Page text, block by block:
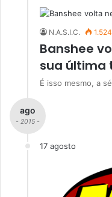
N.A.S.I.C. 1.524
Banshee
sua última
É isso mesmo, a
ago
- 2015 -
17 agosto